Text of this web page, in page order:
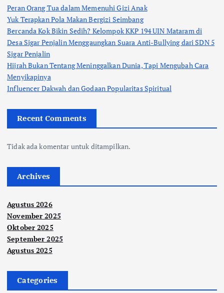
Peran Orang Tua dalam Memenuhi Gizi Anak
Yuk Terapkan Pola Makan Bergizi Seimbang
Bercanda Kok Bikin Sedih? Kelompok KKP 194 UIN Mataram di
Desa Sigar Penjalin Menggaungkan Suara Anti-Bullying dari SDN 5
Sigar Penjalin
Hijrah Bukan Tentang Meninggalkan Dunia, Tapi Mengubah Cara
Menyikapinya
Influencer Dakwah dan Godaan Popularitas Spiritual
Recent Comments
Tidak ada komentar untuk ditampilkan.
Archives
Agustus 2026
November 2025
Oktober 2025
September 2025
Agustus 2025
Categories